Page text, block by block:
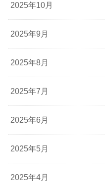
2025年10月
2025年9月
2025年8月
2025年7月
2025年6月
2025年5月
2025年4月